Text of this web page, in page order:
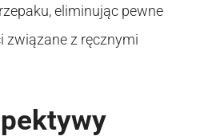
eliminując pewne
związane z ręcznymi